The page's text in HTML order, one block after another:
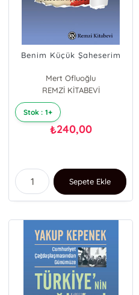
Benim Küçük Şaheserim
Mert Ofluoğlu
REMZİ KİTABEVİ
Stok : 1+
₺240,00
Sepete Ekle